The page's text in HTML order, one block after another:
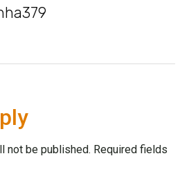
not be published. Required fields